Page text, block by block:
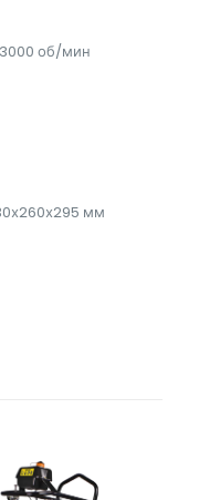
об/мин
мм